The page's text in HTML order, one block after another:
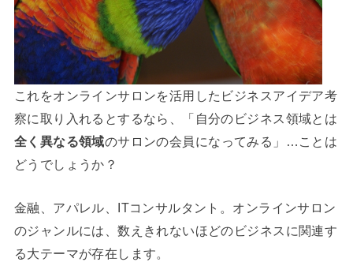
これをオンラインサロンを活用したビジネスアイデア考
察に取り入れるとするなら、「自分のビジネス領域とは
全く異なる領域のサロンの会員になってみる」…ことは
どうでしょうか？
金融、アパレル、ITコンサルタント。オンラインサロン
のジャンルには、数えきれないほどのビジネスに関連す
る大テーマが存在します。